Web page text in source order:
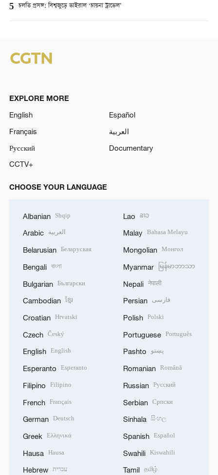
5 চলতি প্রসঙ্গ: বিশ্বজুড়ে ভাইরাল ‘চায়না ট্রাভেল’
EXPLORE MORE
English
Español
Français
العربية
Русский
Documentary
CCTV+
CHOOSE YOUR LANGUAGE
Albanian Shqip
Arabic العربية
Belarusian Беларуская
Bengali বাংলা
Bulgarian Български
Cambodian ខ្មែរ
Croatian Hrvatski
Czech Český
English English
Esperanto Esperanto
Filipino Filipino
French Français
German Deutsch
Greek Ελληνικά
Hausa Hausa
Hebrew עברית
Lao ລາວ
Malay Bahasa Melayu
Mongolian Монгол
Myanmar မြန်မာဘာသာ
Nepali नेपाली
Persian فارسی
Polish Polski
Portuguese Português
Pashto پښتو
Romanian Română
Russian Русский
Serbian Српски
Sinhala සිංහල
Spanish Español
Swahili Kiswahili
Tamil தமிழ்